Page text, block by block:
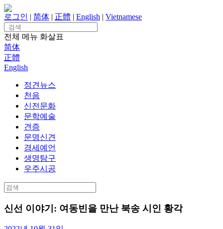
Skip
to
content
로그인 | 简体 | 正體 | English | Vietnamese
Search
for:
전체 메뉴 화살표
简体
正體
English
정견뉴스
천음
신전문화
문학예술
견증
문명신견
경세예언
생명탐구
우주시공
Search
for:
신선 이야기: 여동빈을 만난 북송 시인 황각